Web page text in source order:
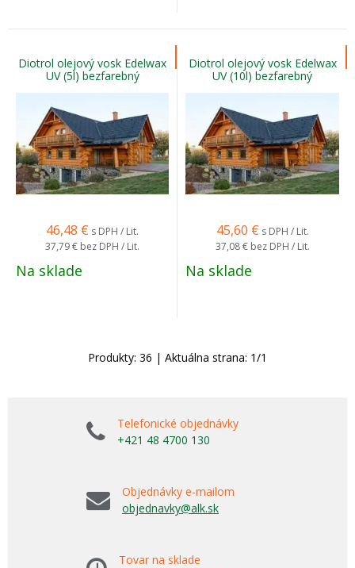
Diotrol olejový vosk Edelwax
UV (5l) bezfarebný
46,48 € s DPH / Lit.
37,79 € bez DPH / Lit.
Na sklade
Diotrol olejový vosk Edelwax
UV (10l) bezfarebný
45,60 € s DPH / Lit.
37,08 € bez DPH / Lit.
Na sklade
Produkty: 36 | Aktuálna strana: 1/1
Telefonické objednávky
+421 48 4700 130
Objednávky e-mailom
objednavky@alk.sk
Tovar na sklade